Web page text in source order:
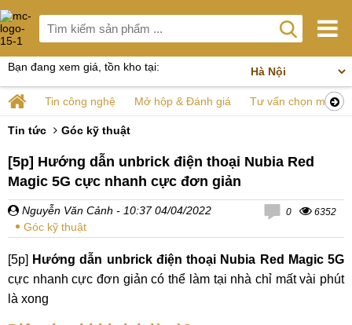
Bạn đang xem giá, tồn kho tại:
Tin công nghệ Mở hộp & Đánh giá Tư vấn chọn mua
Tin tức Góc kỹ thuật
[5p] Hướng dẫn unbrick điện thoại Nubia Red
Magic 5G cực nhanh cực đơn giản
Nguyễn Văn Cảnh - 10:37 04/04/2022
Góc kỹ thuật
0 6352
[5p] Hướng dẫn unbrick điện thoại Nubia Red Magic 5G
cực nhanh cực đơn giản có thể làm tại nhà chỉ mất vài phút
là xong